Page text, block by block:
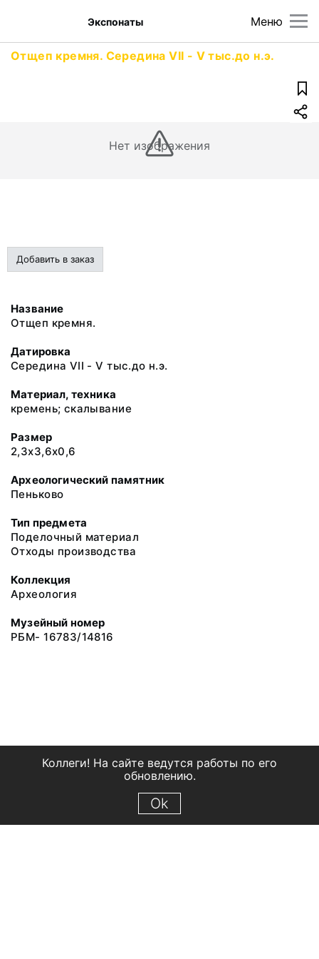
Меню
Экспонаты
Отщеп кремня. Середина VII - V тыс.до н.э.
Нет изображения
Добавить в заказ
Название
Отщеп кремня.
Датировка
Середина VII - V тыс.до н.э.
Материал, техника
кремень; скалывание
Размер
2,3х3,6х0,6
Археологический памятник
Пеньково
Тип предмета
Поделочный материал
Отходы производства
Коллекция
Археология
Музейный номер
РБМ- 16783/14816
Коллеги! На сайте ведутся работы по его
обновлению.
Ok